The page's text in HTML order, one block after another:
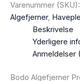
Varenummer (SKU):
Algefjerner,
Beskrivelse
Yderligere
Anmeldelser
Bodo Algefjerner